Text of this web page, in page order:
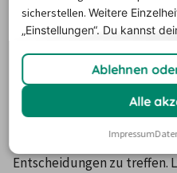
Soweit Sie einen
reservieren möchten,
um sich eine Übersicht
zu verschaffen. Hier
Informationen zu einzelnen
aktuelle
an einem Ort, was es
Entscheidungen zu treffen.
sicherstellen.Weitere
„Einstellungen“. Du kannst
Ablehnen
Alle
Impressum